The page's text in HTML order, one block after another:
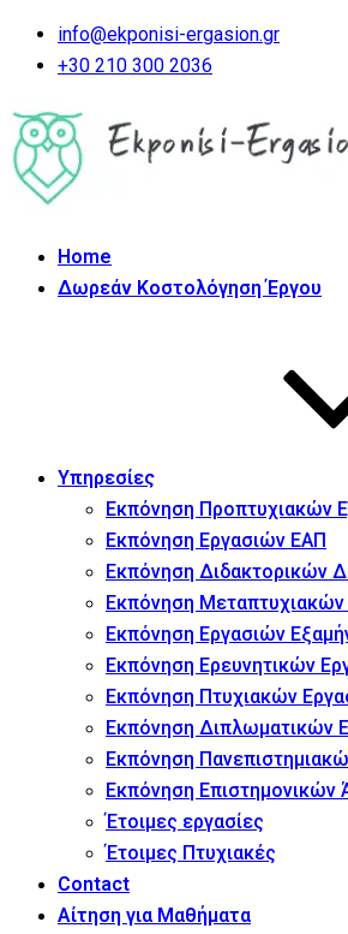
info@ekponisi-ergasion.gr
+30 210 300 2036
Home
Δωρεάν Κοστολόγηση Έργου
Υπηρεσίες
Εκπόνηση Προπτυχιακών
Εκπόνηση Εργασιών ΕΑΠ
Εκπόνηση Διδακτορικών
Εκπόνηση
Εκπόνηση Εργασιών
Εκπόνηση Ερευνητικών
Εκπόνηση Πτυχιακών
Εκπόνηση Διπλωματικών
Εκπόνηση
Εκπόνηση Επιστημονικών
Έτοιμες εργασίες
Έτοιμες Πτυχιακές
Contact
Αίτηση για Μαθήματα